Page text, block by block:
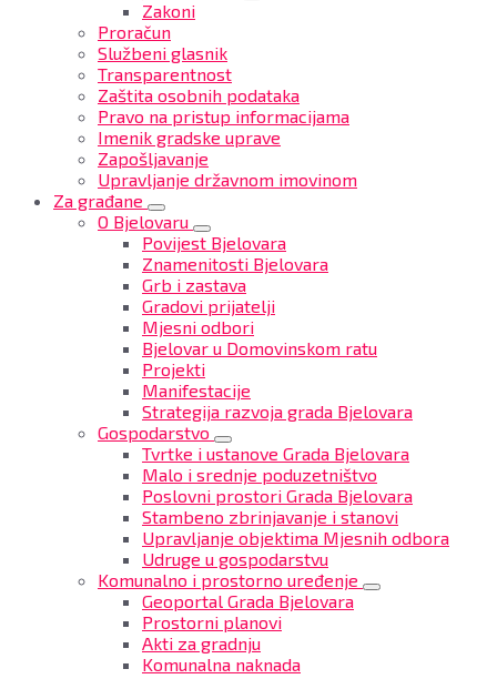
Zakoni
Proračun
Službeni glasnik
Transparentnost
Zaštita osobnih podataka
Pravo na pristup informacijama
Imenik gradske uprave
Zapošljavanje
Upravljanje državnom imovinom
Za građane
O Bjelovaru
Povijest Bjelovara
Znamenitosti Bjelovara
Grb i zastava
Gradovi prijatelji
Mjesni odbori
Bjelovar u Domovinskom ratu
Projekti
Manifestacije
Strategija razvoja grada Bjelovara
Gospodarstvo
Tvrtke i ustanove Grada Bjelovara
Malo i srednje poduzetništvo
Poslovni prostori Grada Bjelovara
Stambeno zbrinjavanje i stanovi
Upravljanje objektima Mjesnih odbora
Udruge u gospodarstvu
Komunalno i prostorno uređenje
Geoportal Grada Bjelovara
Prostorni planovi
Akti za gradnju
Komunalna naknada